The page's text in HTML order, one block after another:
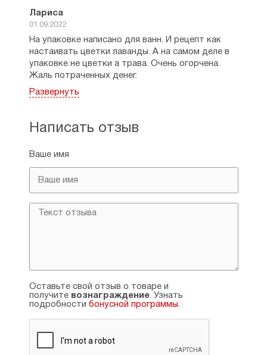
Срок годности: 24 месяца.
Страна производитель: Россия. Республика
Адыгея. г. Майкоп.
Написать отзыв
Ваше имя
Оставьте свой отзыв о товаре и
получите вознаграждение. Узнать
подробности бонусной программы.
Лариса
01.09.2022
На упаковке написано для ванн. И рецепт как
настаивать цветки лаванды. А на самом деле в
упаковке не цветки а трава. Очень огорчена.
Жаль потраченных денег.
Рейтинг:
01.09.2022
лавандой. Извините за отрицательный отзыв.
Развернуть